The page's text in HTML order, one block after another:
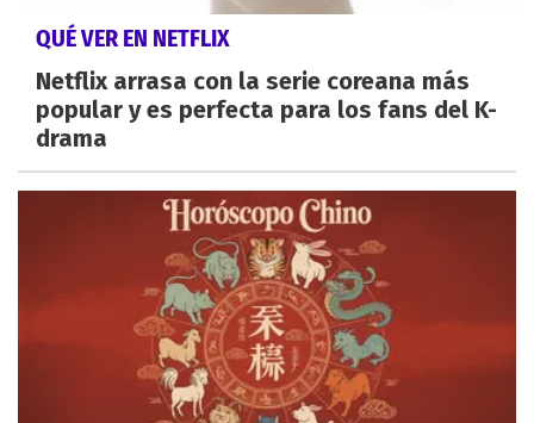
QUÉ VER EN NETFLIX
Netflix arrasa con la serie coreana más
popular y es perfecta para los fans del K-
drama